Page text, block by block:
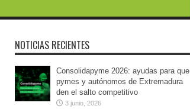
NOTICIAS RECIENTES
Consolidapyme 2026: ayudas para que
pymes y autónomos de Extremadura
den el salto competitivo
3 junio, 2026